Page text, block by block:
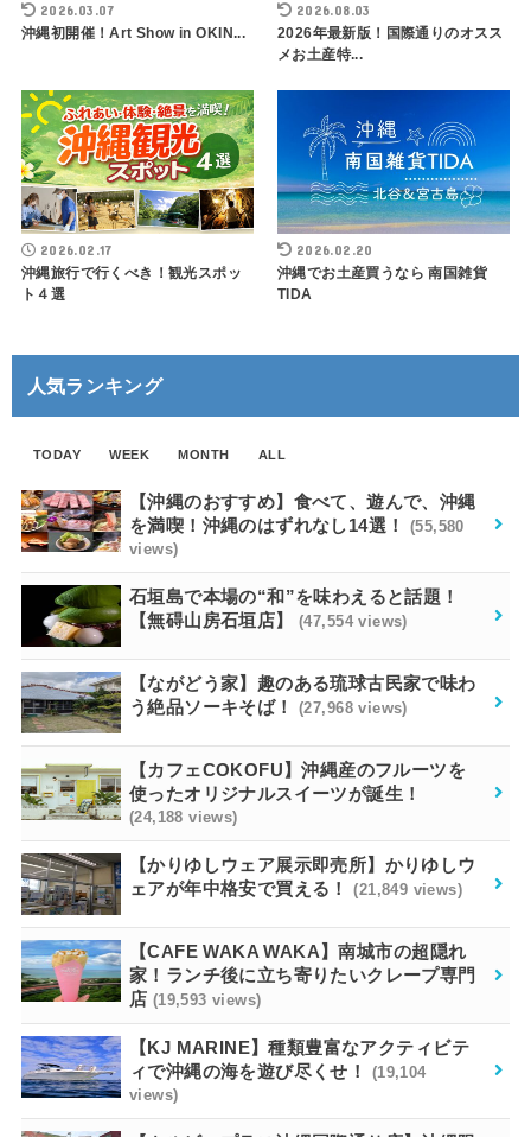
2026.03.07
沖縄初開催！Art Show in OKIN...
2026.08.03
2026年最新版！国際通りのオスス
メお土産特...
2026.02.17
沖縄旅行で行くべき！観光スポッ
ト４選
2026.02.20
沖縄でお土産買うなら 南国雑貨
TIDA
人気ランキング
TODAY WEEK MONTH ALL
【沖縄のおすすめ】食べて、遊んで、沖縄
を満喫！沖縄のはずれなし14選！
(55,580
views)
石垣島で本場の“和”を味わえると話題！
【無碍山房石垣店】
(47,554 views)
【ながどう家】趣のある琉球古民家で味わ
う絶品ソーキそば！
(27,968 views)
【カフェCOKOFU】沖縄産のフルーツを
使ったオリジナルスイーツが誕生！
(24,188 views)
【かりゆしウェア展示即売所】かりゆしウ
ェアが年中格安で買える！
(21,849 views)
【CAFE WAKA WAKA】南城市の超隠れ
家！ランチ後に立ち寄りたいクレープ専門
店 (19,593 views)
【KJ MARINE】種類豊富なアクティビテ
ィで沖縄の海を遊び尽くせ！
(19,104
views)